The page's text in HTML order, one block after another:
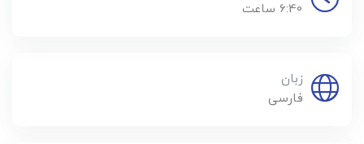
6:40 ساعت
زبان
فارسی